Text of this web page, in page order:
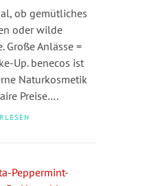
ob gemütliches
oder wilde
Große Anlässe =
Up. benecos ist
Naturkosmetik
Preise….